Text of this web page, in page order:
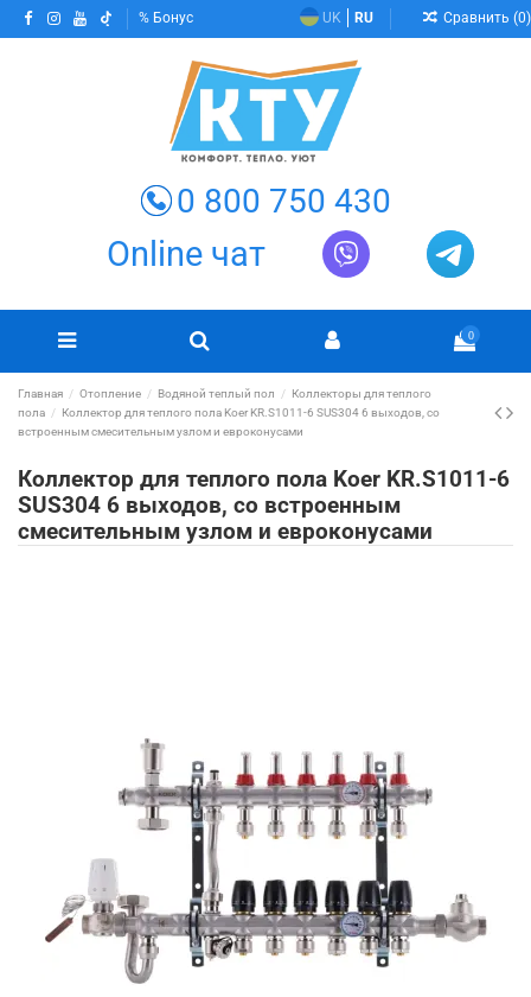
Бонус UK RU Сравнить (0)
0 800 750 430
Online чат
0
Главная Отопление Водяной теплый пол
Коллекторы для теплого
пола
Коллектор для теплого пола Koer KR.S1011-6 SUS304 6 выходов, со
встроенным смесительным узлом и евроконусами
Коллектор для теплого пола Koer KR.S1011-6
SUS304 6 выходов, со встроенным
смесительным узлом и евроконусами